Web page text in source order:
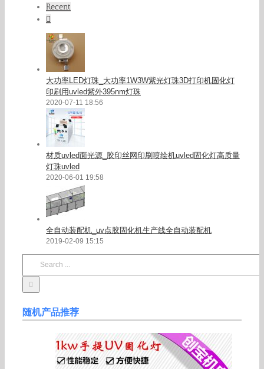
Recent
大功率LED灯珠_大功率1W3W紫光灯珠3D打印机固化灯
印刷用uvled紫外395nm灯珠
2020-07-11 18:56
材质uvled面光源_胶印丝网印刷喷绘机uvled固化灯高质量
灯珠uvled
2020-06-01 19:58
全自动装配机_uv点胶固化机生产线全自动装配机
2019-02-09 15:15
随机产品推荐